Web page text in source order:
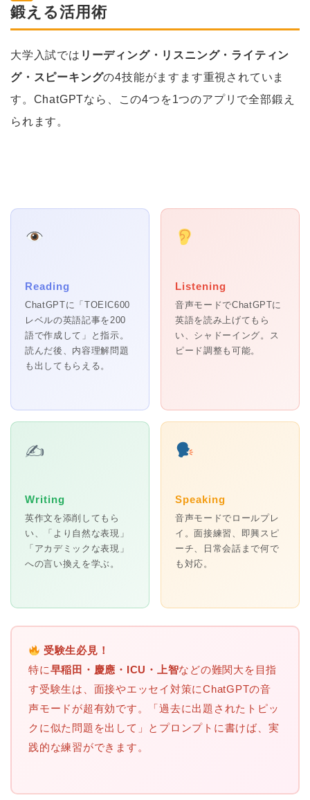
鍛える活用術
大学入試では リーディング・リスニング・ライティン
グ・スピーキングの4技能がますます重視されていま
す。ChatGPTなら、この4つを1つのアプリで全部鍛え
られます。
Reading
ChatGPTに「TOEIC600
レベルの英語記事を200
語で作成して」と指示。
読んだ後、内容理解問題
も出してもらえる。
Listening
音声モードでChatGPTに
英語を読み上げてもら
い、シャドーイング。ス
ピード調整も可能。
✍️
Writing
英作文を添削してもら
い、「より自然な表現」
「アカデミックな表現」
への言い換えを学ぶ。
Speaking
音声モードでロールプレ
イ。面接練習、即興スピ
ーチ、日常会話まで何で
も対応。
受験生必見！
特に早稲田・慶應・ICU・上智などの難関大を目指
す受験生は、面接やエッセイ対策にChatGPTの音
声モードが超有効です。「過去に出題されたトピッ
クに似た問題を出して」とプロンプトに書けば、実
践的な練習ができます。